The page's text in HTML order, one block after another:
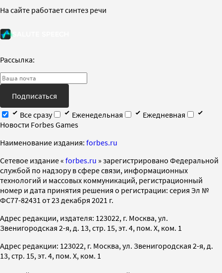
На сайте работает синтез речи
Рассылка:
Подписаться
Все сразу
Еженедельная
Ежедневная
Новости Forbes Games
Наименование издания: forbes.ru
Cетевое издание « forbes.ru » зарегистрировано Федеральной
службой по надзору в сфере связи, информационных
технологий и массовых коммуникаций, регистрационный
номер и дата принятия решения о регистрации: серия Эл №
ФС77-82431 от 23 декабря 2021 г.
Адрес редакции, издателя: 123022, г. Москва, ул.
Звенигородская 2-я, д. 13, стр. 15, эт. 4, пом. X, ком. 1
Адрес редакции: 123022, г. Москва, ул. Звенигородская 2-я, д.
13, стр. 15, эт. 4, пом. X, ком. 1